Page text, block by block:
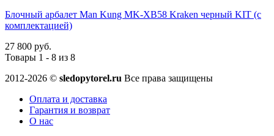
Блочный арбалет Man Kung MK-XB58 Kraken черный KIT (с
комплектацией)
27 800 руб.
Товары 1 - 8 из 8
2012-2026 © sledopytorel.ru Все права защищены
Оплата и доставка
Гарантия и возврат
О нас